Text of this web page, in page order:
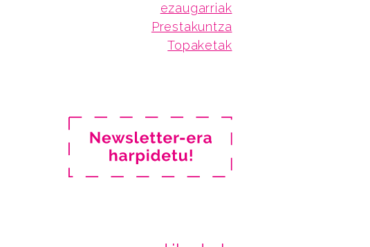
ezaugarriak
Prestakuntza
Topaketak